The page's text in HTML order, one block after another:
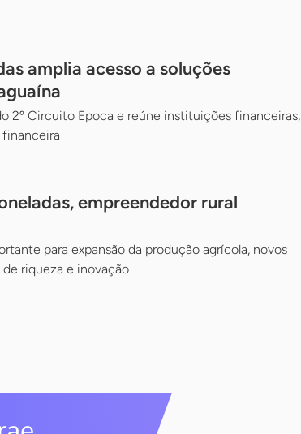
amplia acesso a soluções
2º Circuito Epoca e reúne instituições financeiras,
financeira
empreendedor rural
para expansão da produção agrícola, novos
riqueza e inovação